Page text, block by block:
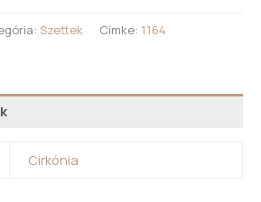
Szettek Címke: 1164
Cirkónia